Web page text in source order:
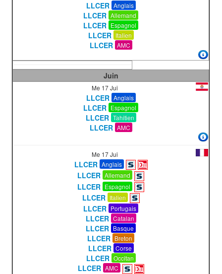
LLCER Anglais
LLCER Allemand
LLCER Espagnol
LLCER Italien
LLCER AMC
Juin
Me 17 Jui
LLCER Anglais
LLCER Espagnol
LLCER Tahitien
LLCER AMC
Me 17 Jui
LLCER Anglais
LLCER Allemand
LLCER Espagnol
LLCER Italien
LLCER Portugais
LLCER Catalan
LLCER Basque
LLCER Breton
LLCER Corse
LLCER Occitan
LLCER AMC